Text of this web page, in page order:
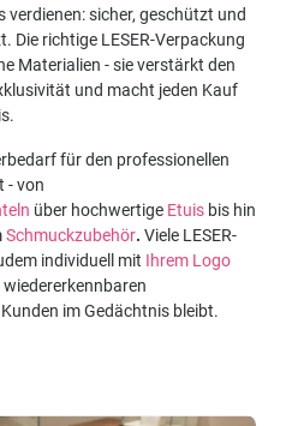
verdienen: sicher, geschützt und
Die richtige LESER-Verpackung
Materialien - sie verstärkt den
und macht jeden Kauf
für den professionellen
- von
über hochwertige Etuis bis hin
Schmuckzubehör. Viele LESER-
individuell mit Ihrem Logo
im Gedächtnis bleibt.